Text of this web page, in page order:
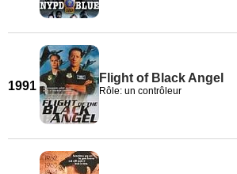
1991
Flight of Black Angel
Rôle: un contrôleur